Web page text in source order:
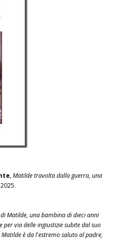
,Matilde travolta dalla guerra, una
Matilde, una bambina di dieci anni
via delle ingiustizie subite dal suo
è da l'estremo saluto al padre,